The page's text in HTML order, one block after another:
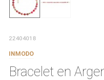
22404018
INMODO
Bracelet en